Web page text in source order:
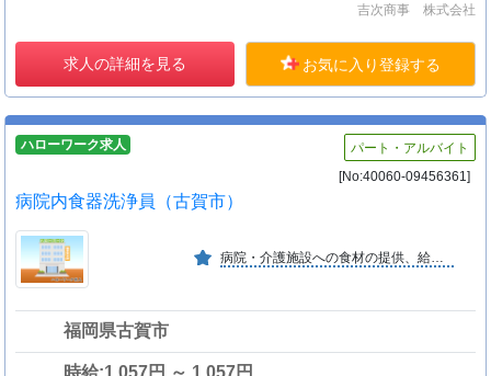
吉次商事 株式会社
求人の詳細を見る お気に入り登録する
ハローワーク求人
パート・アルバイト
[No:40060-09456361]
病院内食器洗浄員（古賀市）
病院・介護施設への食材の提供、給食の受託を行っている。
福岡県古賀市